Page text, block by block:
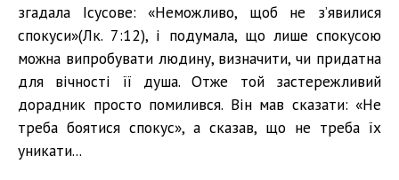
згадала Ісусове: «Неможливо, щоб не з’явилися
спокуси»(Лк. 7:12), і подумала, що лише спокусою
можна випробувати людину, визначити, чи придатна
для вічності її душа. Отже той застережливий
дорадник просто помилився. Він мав сказати: «Не
треба боятися спокус», а сказав, що не треба їх
уникати...